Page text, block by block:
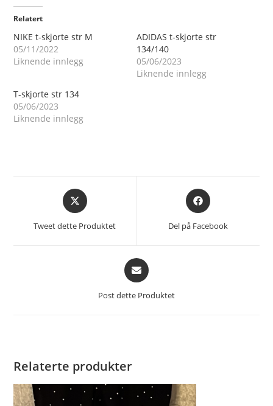
Relatert
NIKE t-skjorte str M
05/11/2022
Liknende innlegg
ADIDAS t-skjorte str
134/140
05/06/2023
Liknende innlegg
T-skjorte str 134
05/06/2023
Liknende innlegg
Åpnes
i
nytt
Tweet dette Produktet
Åpnes
i
et
nytt
Del på Facebook
Åpnes
i
nytt
Post dette Produktet
Relaterte produkter